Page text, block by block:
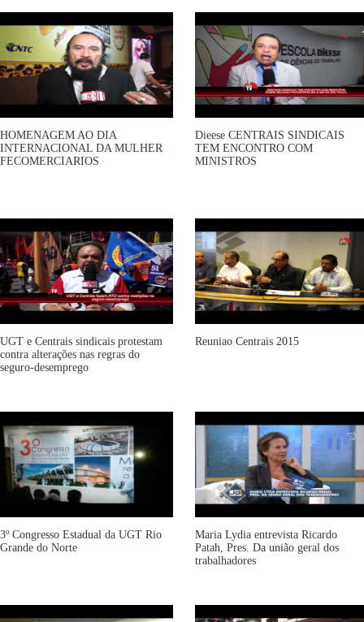
HOMENAGEM AO DIA
INTERNACIONAL DA MULHER
FECOMERCIARIOS
Dieese CENTRAIS SINDICAIS
TEM ENCONTRO COM
MINISTROS
UGT e Centrais sindicais protestam
contra alterações nas regras do
seguro-desemprego
Reuniao Centrais 2015
3º Congresso Estadual da UGT Rio
Grande do Norte
Maria Lydia entrevista Ricardo
Patah, Pres. Da união geral dos
trabalhadores